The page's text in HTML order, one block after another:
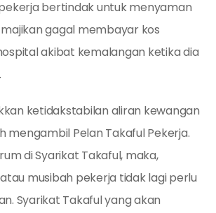
bertindak untuk menyaman
gagal membayar kos
akibat kemalangan ketika dia
ketidakstabilan aliran kewangan
mengambil Pelan Takaful Pekerja.
di Syarikat Takaful, maka,
musibah pekerja tidak lagi perlu
Syarikat Takaful yang akan